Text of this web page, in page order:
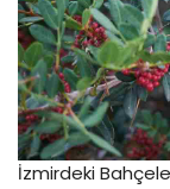
İzmirdeki